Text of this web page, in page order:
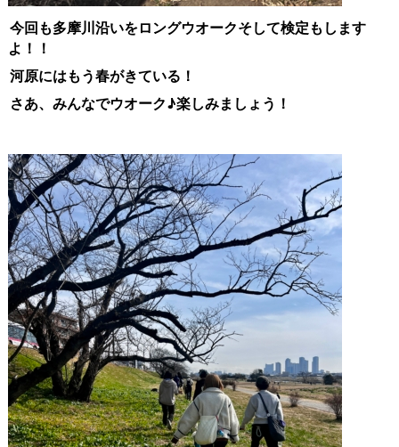
今回も多摩川沿いをロングウオークそして検定もします
よ！！
河原にはもう春がきている！
さあ、みんなでウオーク♪楽しみましょう！